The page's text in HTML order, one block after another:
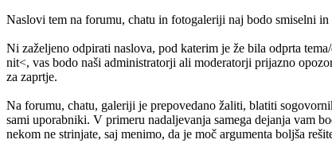
Naslovi tem na forumu, chatu in fotogaleriji naj bodo smiselni
Ni zaželjeno odpirati naslova, pod katerim je že bila odprta
nit<, vas bodo naši administratorji ali moderatorji prijazno
za zaprtje.
Na forumu, chatu, galeriji je prepovedano žaliti, blatiti
sami uporabniki. V primeru nadaljevanja samega dejanja vam
nekom ne strinjate, saj menimo, da je moč argumenta boljša